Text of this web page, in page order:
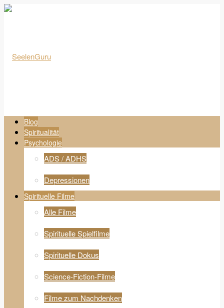
Blog
Spiritualität
Psychologie
ADS / ADHS
Depressionen
Spirituelle Filme
Alle Filme
Spirituelle Spielfilme
Spirituelle Dokus
Science-Fiction-Filme
Filme zum Nachdenken